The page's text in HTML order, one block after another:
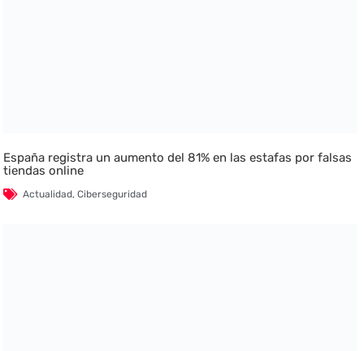
España registra un aumento del 81% en las estafas por falsas
tiendas online
Actualidad,Ciberseguridad